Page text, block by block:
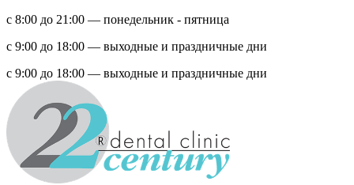
с 8:00 до 21:00 — понедельник - пятница
с 9:00 до 18:00 — выходные и праздничные дни
с 9:00 до 18:00 — выходные и праздничные дни